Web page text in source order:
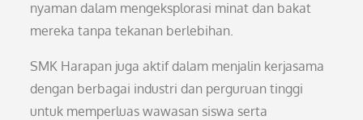
nyaman dalam mengeksplorasi minat dan bakat
mereka tanpa tekanan berlebihan.
SMK Harapan juga aktif dalam menjalin kerjasama
dengan berbagai industri dan perguruan tinggi
untuk memperluas wawasan siswa serta